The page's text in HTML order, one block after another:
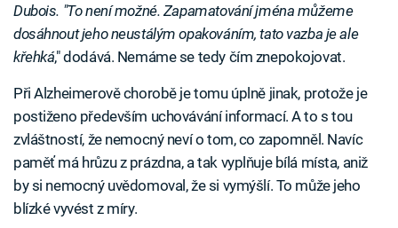
Dubois. "To není možné. Zapamatování jména můžeme
dosáhnout jeho neustálým opakováním, tato vazba je ale
křehká," dodává. Nemáme se tedy čím znepokojovat.
Při Alzheimerově chorobě je tomu úplně jinak, protože je
postiženo především uchovávání informací. A to s tou
zvláštností, že nemocný neví o tom, co zapomněl. Navíc
paměť má hrůzu z prázdna, a tak vyplňuje bílá místa, aniž
by si nemocný uvědomoval, že si vymýšlí. To může jeho
blízké vyvést z míry.